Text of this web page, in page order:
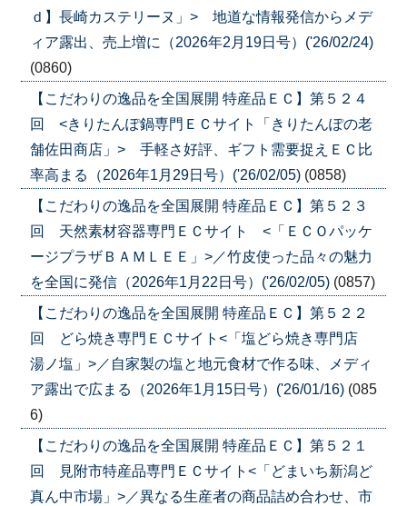
ｄ】長崎カステリーヌ」> 地道な情報発信からメデ
ィア露出、売上増に（2026年2月19日号）('26/02/24)
(0860)
【こだわりの逸品を全国展開 特産品ＥＣ】第５２４
回 <きりたんぽ鍋専門ＥＣサイト「きりたんぽの老
舗佐田商店」> 手軽さ好評、ギフト需要捉えＥＣ比
率高まる（2026年1月29日号）('26/02/05) (0858)
【こだわりの逸品を全国展開 特産品ＥＣ】第５２３
回 天然素材容器専門ＥＣサイト <「ＥＣＯパッケ
ージプラザＢＡＭＬＥＥ」>／竹皮使った品々の魅力
を全国に発信（2026年1月22日号）('26/02/05) (0857)
【こだわりの逸品を全国展開 特産品ＥＣ】第５２２
回 どら焼き専門ＥＣサイト<「塩どら焼き専門店
湯ノ塩」>／自家製の塩と地元食材で作る味、メディ
ア露出で広まる（2026年1月15日号）('26/01/16) (085
6)
【こだわりの逸品を全国展開 特産品ＥＣ】第５２１
回 見附市特産品専門ＥＣサイト<「どまいち新潟ど
真ん中市場」>／異なる生産者の商品詰め合わせ、市